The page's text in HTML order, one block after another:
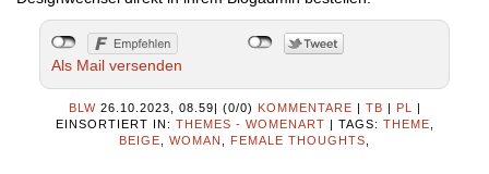
Als Mail versenden
BLW 26.10.2023, 08.59| (0/0) KOMMENTARE | TB | PL
|
EINSORTIERT IN: THEMES - WOMENART | TAGS: THEME
BEIGE
WOMAN FEMALE THOUGHTS